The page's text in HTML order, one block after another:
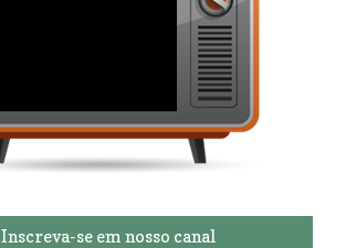
Inscreva-se em nosso canal